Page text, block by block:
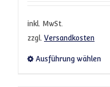
inkl. MwSt.
zzgl. Versandkosten
Ausführung wählen